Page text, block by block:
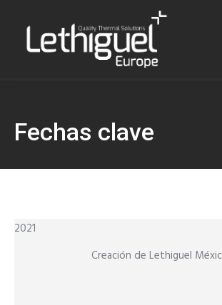
Fechas clave
2021
Creación de Lethiguel